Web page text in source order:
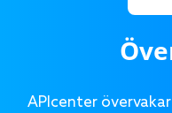
APIcenter